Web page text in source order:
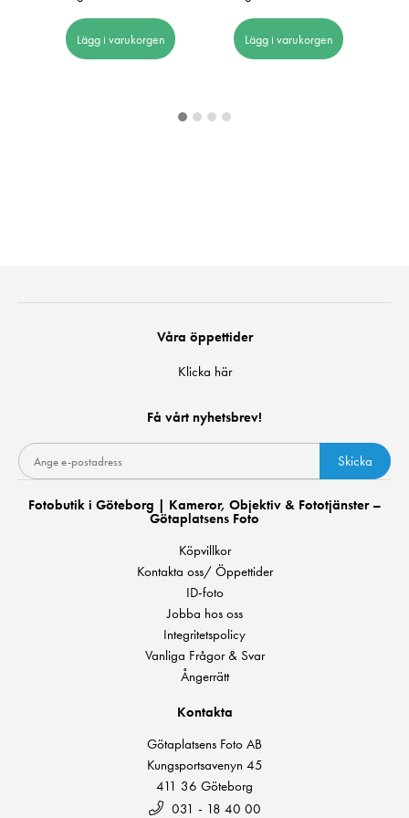
Lägg i varukorgen Lägg i varukorgen
Våra öppettider
Klicka här
Få vårt nyhetsbrev!
Skicka
Fotobutik i Göteborg | Kameror, Objektiv & Fototjänster –
Götaplatsens Foto
Köpvillkor
Kontakta oss/ Öppettider
ID-foto
Jobba hos oss
Integritetspolicy
Vanliga Frågor & Svar
Ångerrätt
Kontakta
Götaplatsens Foto AB
Kungsportsavenyn 45
411 36 Göteborg
031 - 18 40 00